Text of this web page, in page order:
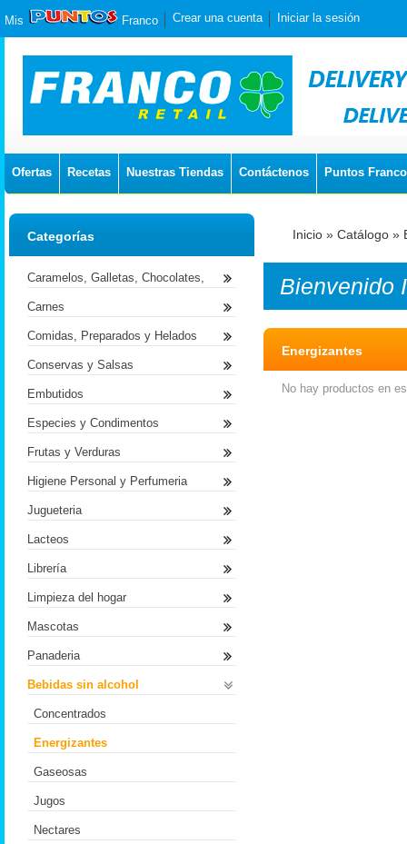
Mis Franco Crear una cuenta Iniciar la sesión
Ofertas Recetas Nuestras Tiendas Contáctenos Puntos Franco
Inicio » Catálogo »
Bienvenido
Energizantes
No hay productos en
Categorías
Caramelos, Galletas, Chocolates,
Carnes
Comidas, Preparados y Helados
Conservas y Salsas
Embutidos
Especies y Condimentos
Frutas y Verduras
Higiene Personal y Perfumeria
Jugueteria
Lacteos
Librería
Limpieza del hogar
Mascotas
Panaderia
Bebidas sin alcohol
Concentrados
Energizantes
Gaseosas
Jugos
Nectares